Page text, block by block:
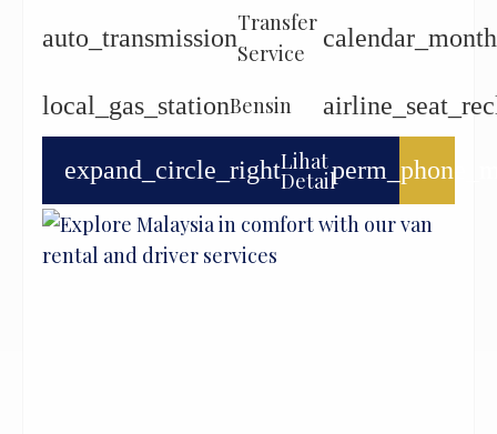
auto_transmission
Transfer
Service
calendar_month
local_gas_stationBensin
expand_circle_rightLihat
Detail